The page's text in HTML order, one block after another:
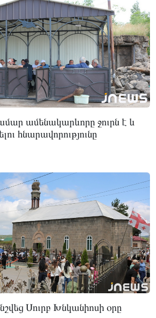
ամենակարևորը ջուրն է և
հնարավորությունը
Սուրբ Խնկանիոսի օրը